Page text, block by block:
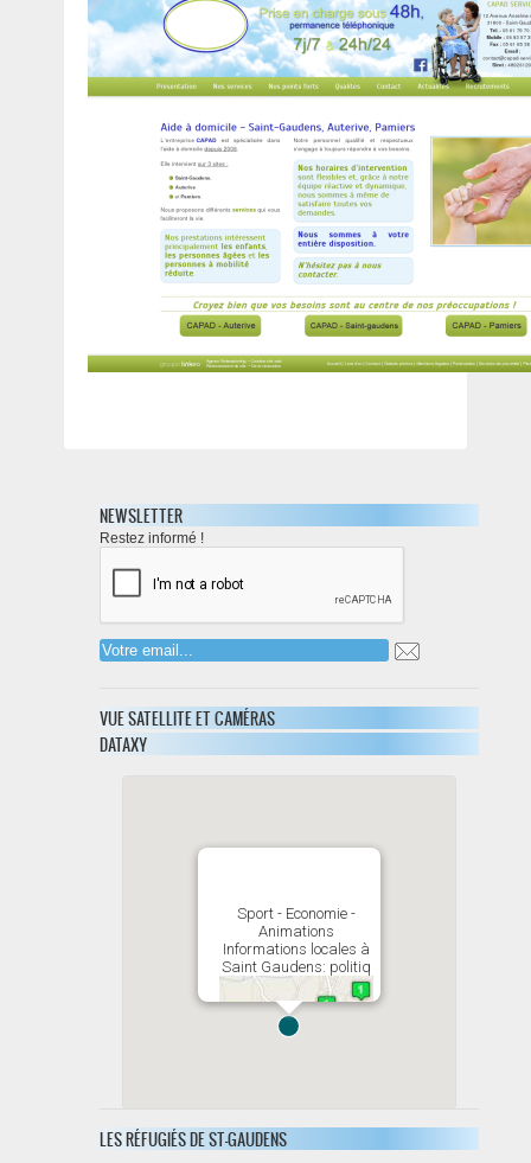
NEWSLETTER
Restez informé !
VUE SATELLITE ET CAMÉRAS
DATAXY
Sport - Economie -
Animations
Informations locales à
Saint Gaudens: politiq
31800 saint-gaudens
0562001779
LES RÉFUGIÉS DE ST-GAUDENS